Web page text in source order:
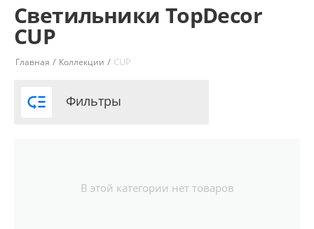
Светильники TopDecor
CUP
Главная / Коллекции / CUP
 Фильтры
В этой категории нет товаров